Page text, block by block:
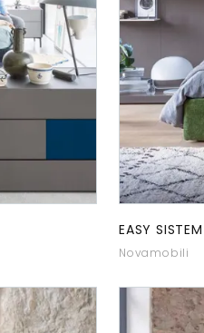
EASY SISTEM
Novamobili